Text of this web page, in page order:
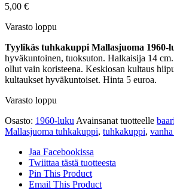
5,00 €
Varasto loppu
Tyylikäs tuhkakuppi Mallasjuoma 1960-
hyväkuntoinen, tuoksuton. Halkaisija 14
ollut vain koristeena. Keskiosan kultaus
kultaukset hyväkuntoiset. Hinta 5 euroa.
Varasto loppu
Osasto: 1960-luku Avainsanat tuotteelle
Mallasjuoma tuhkakuppi, tuhkakuppi,
Jaa Facebookissa
Twiittaa tästä tuotteesta
Pin This Product
Email This Product